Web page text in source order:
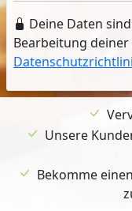
Deine Daten
Bearbeitung
Unsere
Bekomme